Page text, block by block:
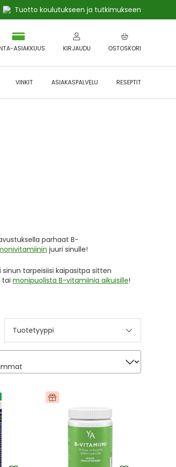
Tuotto koulutukseen ja tutkimukseen
OSTOSKORI
ASIAKKUUS KIRJAUDU
VINKIT ASIAKASPALVELU RESEPTIT
parhaat B-
juuri sinulle!
tarpeisiisi kaipasitpa sitten
tai monipuolista B-vitamiinia aikuisille!
Tuotetyyppi